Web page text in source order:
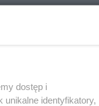
dostęp i
unikalne identyfikatory,